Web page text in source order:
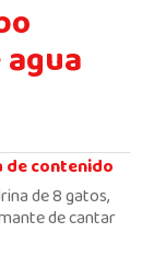
de contenido
de 8 gatos,
de cantar